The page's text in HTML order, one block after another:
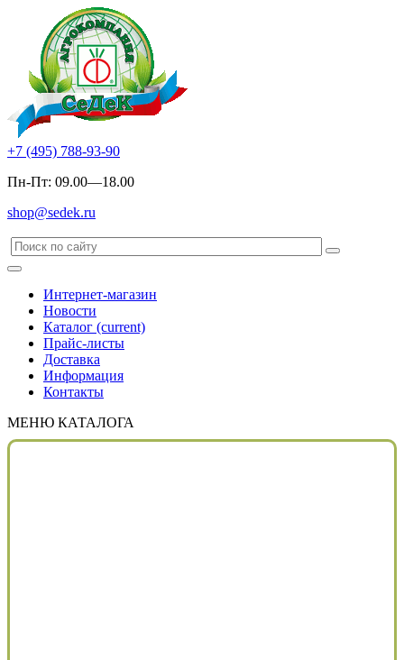
+7 (495) 788-93-90
Пн-Пт: 09.00—18.00
shop@sedek.ru
Интернет-магазин
Новости
Каталог (current)
Прайс-листы
Доставка
Информация
Контакты
МЕНЮ КАТАЛОГА